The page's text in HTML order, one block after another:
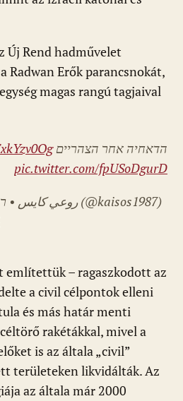
Új Rend hadművelet
Radwan Erők parancsnokát,
magas rangú tagjaival
הדאחיה אחר הצהריים
pic.twitter.com/fpUSoDgurD
— roi kais • روعي كايس • רועי קייס (@kaisos1987)
említettük – ragaszkodott az
a civil célpontok elleni
és más határ menti
rakétákkal, mivel a
is az általa „civil”
területeken likvidálták. Az
az általa már 2000